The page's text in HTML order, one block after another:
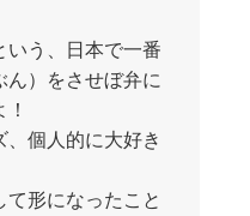
いう、日本で一番
ん）をさせぼ弁に
、個人的に大好き
て形になったこと